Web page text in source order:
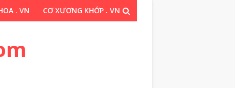
. VN CƠ XƯƠNG KHỚP . VN